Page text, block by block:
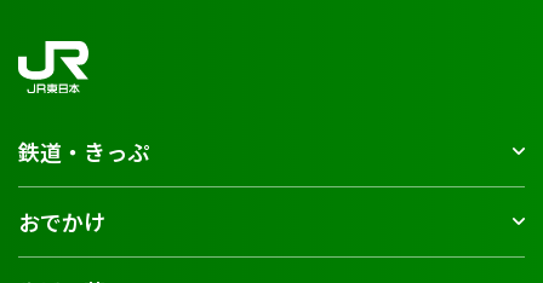
鉄道・きっぷ
おでかけ